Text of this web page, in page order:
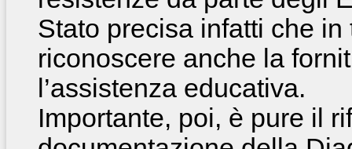
Stato precisa infatti che
riconoscere anche la
l’assistenza educativa.
Importante, poi, è pure il